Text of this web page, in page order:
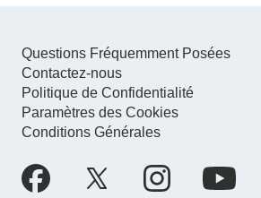
Questions Fréquemment Posées
Contactez-nous
Politique de Confidentialité
Paramètres des Cookies
Conditions Générales